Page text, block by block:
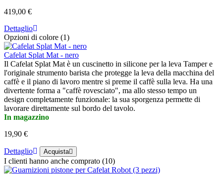
419,00 €
Dettaglio
Opzioni di colore (1)
Cafelat Splat Mat - nero
Il Cafelat Splat Mat è un cuscinetto in silicone per la leva Tamper e
l'originale strumento barista che protegge la leva della macchina del
caffè e il piano di lavoro mentre si preme il caffè sulla leva. Ha una
divertente forma a "caffè rovesciato", ma allo stesso tempo un
design completamente funzionale: la sua sporgenza permette di
lavorare direttamente sul bordo del tavolo.
In magazzino
19,90 €
Dettaglio Acquista
I clienti hanno anche comprato (10)